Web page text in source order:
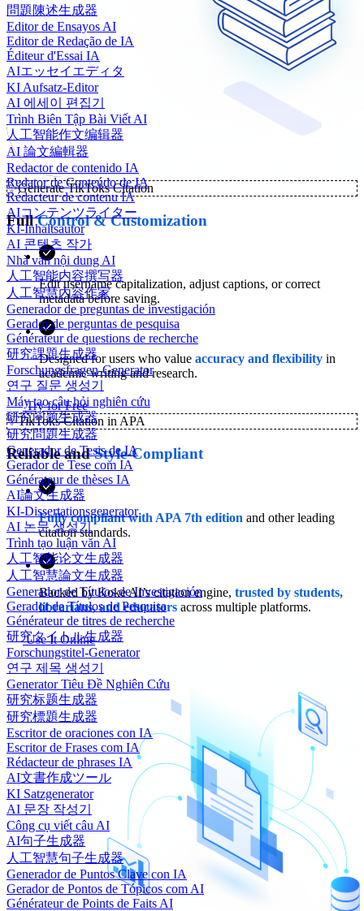
問題陳述生成器
Editor de Ensayos AI
Editor de Redação de IA
Éditeur d'Essai IA
AIエッセイエディタ
KI Aufsatz-Editor
AI 에세이 편집기
Trình Biên Tập Bài Viết AI
人工智能作文编辑器
AI 論文編輯器
Redactor de contenido IA
Redator de Conteúdo de IA
Rédacteur de contenu IA
AIコンテンツライター
KI-Inhaltsautor
AI 콘텐츠 작가
Nhà văn nội dung AI
人工智能内容撰写器
人工智慧內容作家
Generador de preguntas de investigación
Gerador de perguntas de pesquisa
Générateur de questions de recherche
研究課題生成器
Forschungsfragen-Generator
연구 질문 생성기
Máy tạo câu hỏi nghiên cứu
研究问题生成器
研究問題生成器
Generador de Tesis de IA
Gerador de Tese com IA
Générateur de thèses IA
AI論文生成器
KI-Dissertationsgenerator
AI 논문 생성기
Trình tạo luận văn AI
人工智能论文生成器
人工智慧論文生成器
Generador de Títulos de Investigación
Gerador de Títulos de Pesquisa
Générateur de titres de recherche
研究タイトル生成器
Forschungstitel-Generator
연구 제목 생성기
Generator Tiêu Đề Nghiên Cứu
研究标题生成器
研究標題生成器
Escritor de oraciones con IA
Escritor de Frases com IA
Rédacteur de phrases IA
AI文書作成ツール
KI Satzgenerator
AI 문장 작성기
Công cụ viết câu AI
AI句子生成器
人工智慧句子生成器
Generador de Puntos Clave con IA
Gerador de Pontos de Tópicos com AI
Générateur de Points de Faits AI
✨Generate TikToks Citation
FullControl & Customization
Edit username capitalization, adjust captions, or correct
metadata before saving.
Designed for users who value accuracy and flexibility in
academic writing and research.
Try for Free
✨TikToks Citation in APA
Reliable andStyle-Compliant
Fully compliant with APA 7th edition and other leading
citation standards.
Backed by Koke AI’s citation engine, trusted by students,
librarians, and educators across multiple platforms.
Use It Online